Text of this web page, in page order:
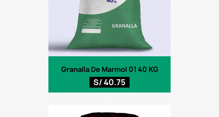
Granalla De Marmol 01 40 KG
S/ 40.75